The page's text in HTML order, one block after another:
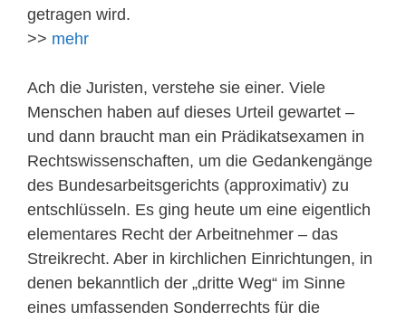
getragen wird.
>> mehr
Ach die Juristen, verstehe sie einer. Viele
Menschen haben auf dieses Urteil gewartet –
und dann braucht man ein Prädikatsexamen in
Rechtswissenschaften, um die Gedankengänge
des Bundesarbeitsgerichts (approximativ) zu
entschlüsseln. Es ging heute um eine eigentlich
elementares Recht der Arbeitnehmer – das
Streikrecht. Aber in kirchlichen Einrichtungen, in
denen bekanntlich der „dritte Weg“ im Sinne
eines umfassenden Sonderrechts für die